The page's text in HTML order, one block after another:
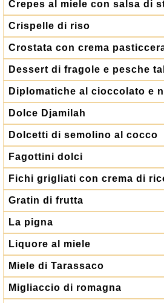
Crepes al miele con salsa di
Crispelle di riso
Crostata con crema
Dessert di fragole e pesche
Diplomatiche al cioccolato e
Dolce Djamilah
Dolcetti di semolino al cocco
Fagottini dolci
Fichi grigliati con crema di
Gratin di frutta
La pigna
Liquore al miele
Miele di Tarassaco
Migliaccio di romagna